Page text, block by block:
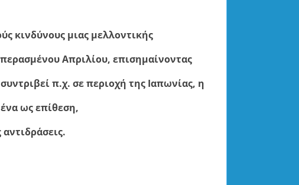
κινδύνους μιας μελλοντικής
Απριλίου, επισημαίνοντας
π.χ. σε περιοχή της Ιαπωνίας, η
ως επίθεση,